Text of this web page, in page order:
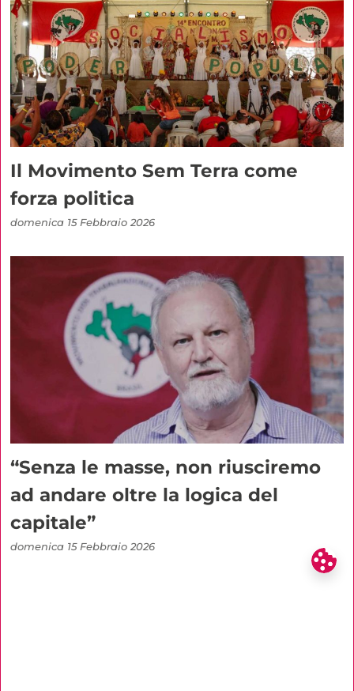
Il Movimento Sem Terra come
forza politica
domenica 15 Febbraio 2026
“Senza le masse, non riusciremo
ad andare oltre la logica del
capitale”
domenica 15 Febbraio 2026